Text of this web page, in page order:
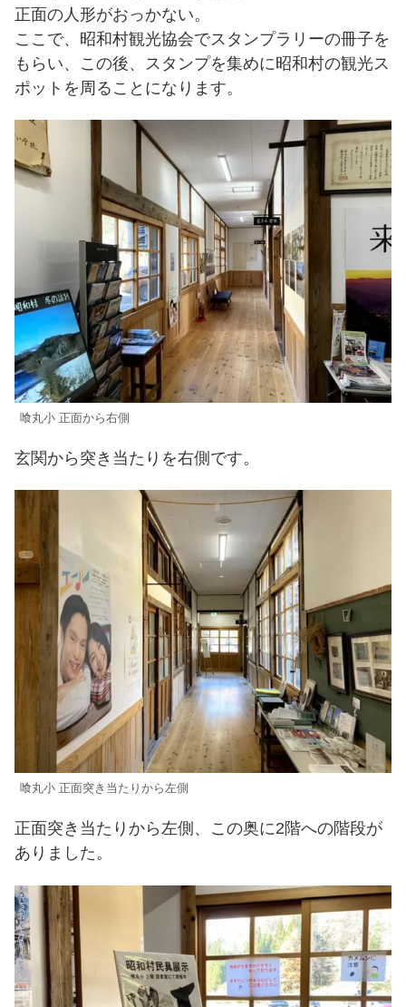
正面の人形がおっかない。
ここで、昭和村観光協会でスタンプラリーの冊子を
もらい、この後、スタンプを集めに昭和村の観光ス
ポットを周ることになります。
喰丸小 正面から右側
玄関から突き当たりを右側です。
喰丸小 正面突き当たりから左側
正面突き当たりから左側、この奥に2階への階段が
ありました。